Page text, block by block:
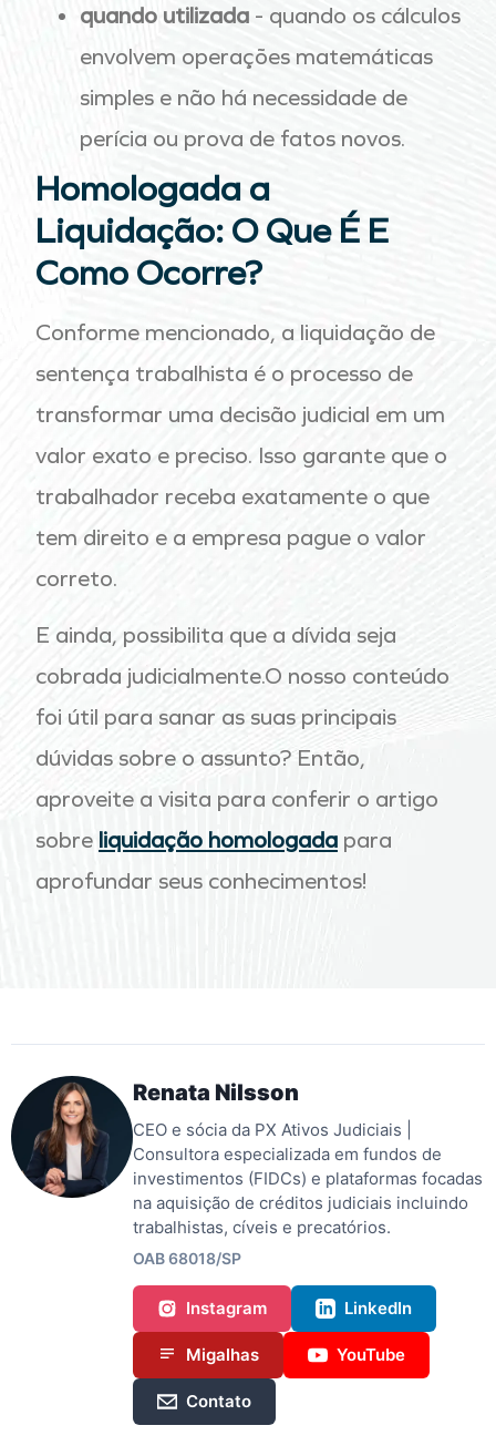
quando utilizada - quando os cálculos
envolvem operações matemáticas
simples e não há necessidade de
perícia ou prova de fatos novos.
Homologada a
Liquidação: O Que É E
Como Ocorre?
Conforme mencionado, a liquidação de
sentença trabalhista é o processo de
transformar uma decisão judicial em um
valor exato e preciso. Isso garante que o
trabalhador receba exatamente o que
tem direito e a empresa pague o valor
correto.
E ainda, possibilita que a dívida seja
cobrada judicialmente.O nosso conteúdo
foi útil para sanar as suas principais
dúvidas sobre o assunto? Então,
aproveite a visita para conferir o artigo
sobre liquidação homologada para
aprofundar seus conhecimentos!
Renata Nilsson
CEO e sócia da PX Ativos Judiciais |
Consultora especializada em fundos de
investimentos (FIDCs) e plataformas focadas
na aquisição de créditos judiciais incluindo
trabalhistas, cíveis e precatórios.
OAB 68018/SP
Instagram LinkedIn
Migalhas YouTube
Contato